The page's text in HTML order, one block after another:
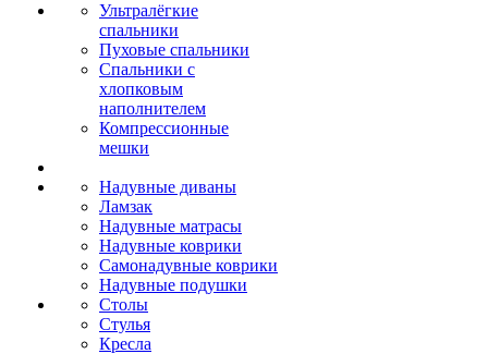
Ультралёгкие
спальники
Пуховые спальники
Спальники с
хлопковым
наполнителем
Компрессионные
мешки
Надувные диваны
Ламзак
Надувные матрасы
Надувные коврики
Самонадувные коврики
Надувные подушки
Столы
Стулья
Кресла